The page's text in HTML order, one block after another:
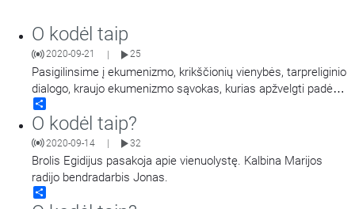
O kodėl taip
2020-09-21 25
Pasigilinsime į ekumenizmo, krikščionių vienybės, tarpreliginio
dialogo, kraujo ekumenizmo sąvokas, kurias apžvelgti padės
kun. prof. Romualdas Dulskis. Taip pat girdėsite vaikų mintis
apie vienybę.
O kodėl taip?
2020-09-14 32
Brolis Egidijus pasakoja apie vienuolystę. Kalbina Marijos
radijo bendradarbis Jonas.